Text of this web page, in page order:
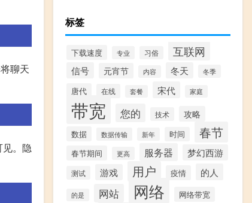
聊天
。隐
标签
下载速度 专业 习俗 互联网
信号 元宵节 内容 冬天 冬季
唐代 在线 套餐 宋代 家庭
带宽 您的 技术 攻略
数据 数据传输 新年 时间 春节
春节期间 更高 服务器 梦幻西游
测试 游戏 用户 疫情 的人
的是 网站 网络 网络带宽